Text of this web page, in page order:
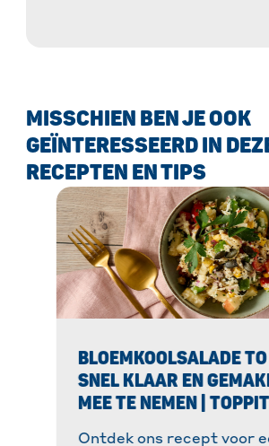
MISSCHIEN BEN JE OOK
GEÏNTERESSEERD IN
RECEPTEN EN TIPS
BLOEMKOOLSALADE
SNEL KLAAR EN
MEE TE NEMEN |
Ontdek ons recept voor